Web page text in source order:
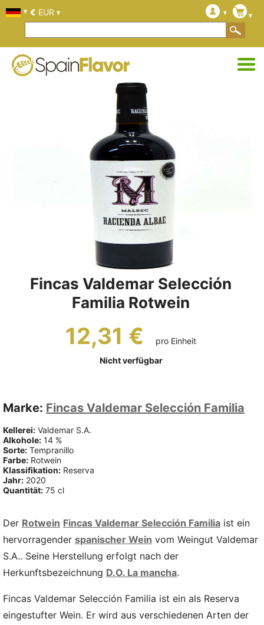
Fincas Valdemar Selección
Familia Rotwein
12,31 €
pro Einheit
Nicht verfügbar
Marke: Fincas Valdemar Selección Familia
Kellerei: Valdemar S.A.
Alkohole: 14 %
Sorte: Tempranillo
Farbe: Rotwein
Klassifikation: Reserva
Jahr: 2020
Quantität: 75 cl
Der Rotwein Fincas Valdemar Selección Familia ist ein
hervorragender spanischer Wein vom Weingut Valdemar
S.A.. Seine Herstellung erfolgt nach der
Herkunftsbezeichnung D.O. La mancha.
Fincas Valdemar Selección Familia ist ein als Reserva
eingestufter Wein. Er wird aus verschiedenen Arten der
€ EUR